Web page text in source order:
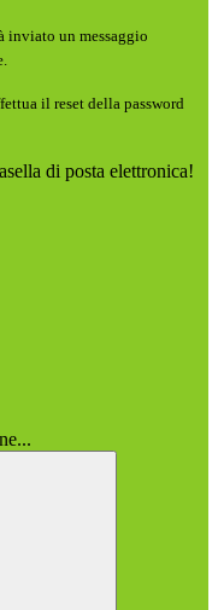
inviato un messaggio
il reset della password
di posta elettronica!